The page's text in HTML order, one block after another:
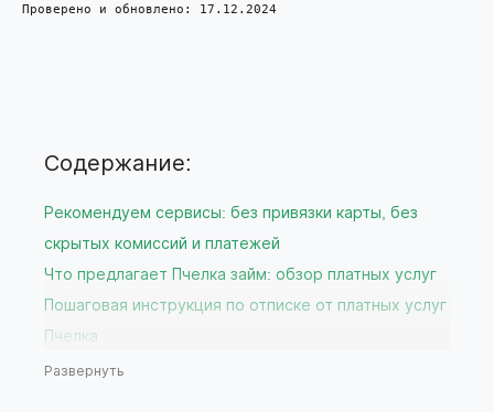
Проверено и обновлено: 17.12.2024
Содержание:
Рекомендуем сервисы: без привязки карты, без
скрытых комиссий и платежей
Что предлагает Пчелка займ: обзор платных услуг
Пошаговая инструкция по отписке от платных услуг
Пчелка
Через личный кабинет на сайте
Развернуть